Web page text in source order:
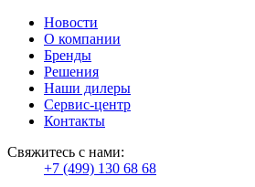
Новости
О компании
Бренды
Решения
Наши дилеры
Сервис-центр
Контакты
Свяжитесь с нами:
+7 (499) 130 68 68